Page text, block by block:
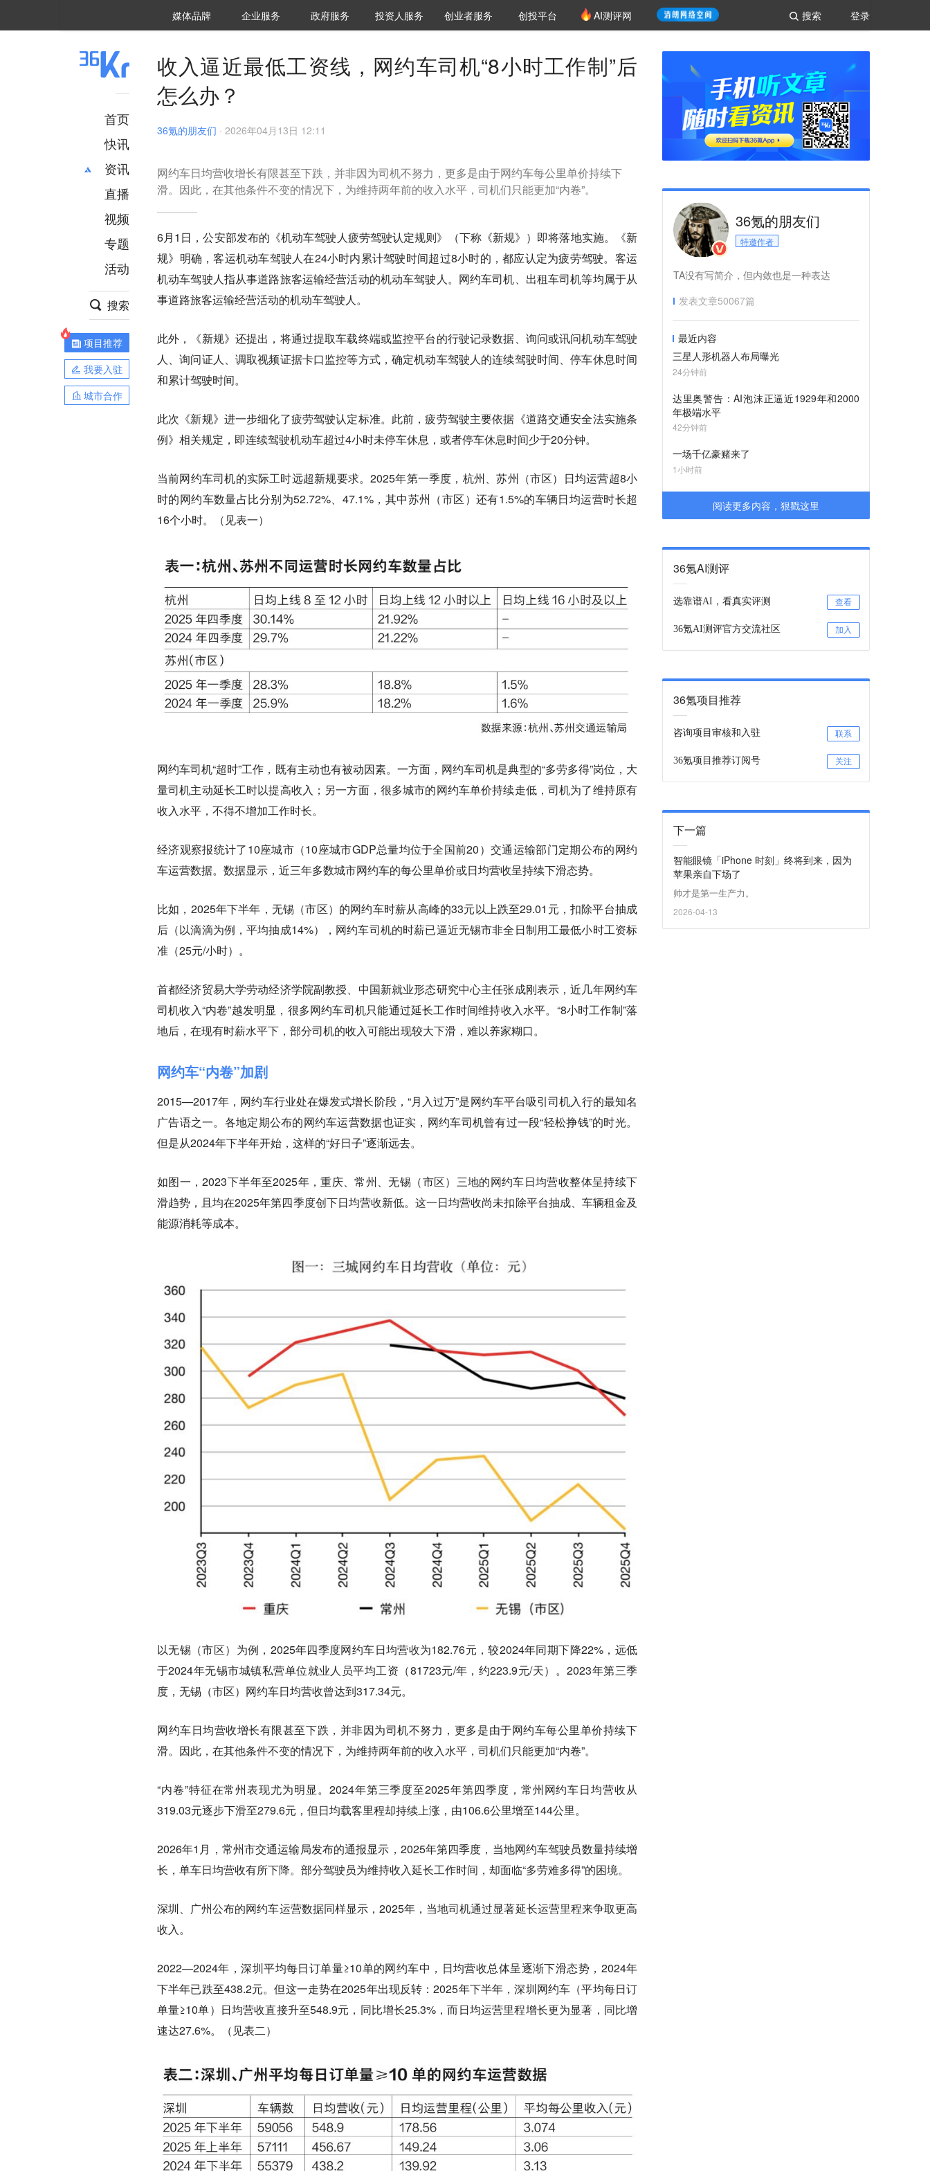
登录
搜索
媒体品牌 36Kr研究院
企业服务 城市之窗
政府服务 VClub投资机构库
投资机构职位推介
投资人服务 创投氪堂
创业者服务 创投平台 AI测评网
首页
快讯
资讯
推荐
财经
项目推荐
安徽
直播
视频
专题
活动
搜索
项目推荐
我要入驻
城市合作
收入逼近最低工资线，网约车司机“8小时工作制”后
怎么办？
36氪的朋友们 · 2026年04月13日 12:11
网约车日均营收增长有限甚至下跌，并非因为司机不努力，更多是由于网约车每公里单价持续下
滑。因此，在其他条件不变的情况下，为维持两年前的收入水平，司机们只能更加“内卷”。
6月1日，公安部发布的《机动车驾驶人疲劳驾驶认定规则》（下称《新规》）即将落地实施。《新
规》明确，客运机动车驾驶人在24小时内累计驾驶时间超过8小时的，都应认定为疲劳驾驶。客运
机动车驾驶人指从事道路旅客运输经营活动的机动车驾驶人。网约车司机、出租车司机等均属于从
事道路旅客运输经营活动的机动车驾驶人。
此外，《新规》还提出，将通过提取车载终端或监控平台的行驶记录数据、询问或讯问机动车驾驶
人、询问证人、调取视频证据卡口监控等方式，确定机动车驾驶人的连续驾驶时间、停车休息时间
和累计驾驶时间。
此次《新规》进一步细化了疲劳驾驶认定标准。此前，疲劳驾驶主要依据《道路交通安全法实施条
例》相关规定，即连续驾驶机动车超过4小时未停车休息，或者停车休息时间少于20分钟。
当前网约车司机的实际工时远超新规要求。2025年第一季度，杭州、苏州（市区）日均运营超8小
时的网约车数量占比分别为52.72%、47.1%，其中苏州（市区）还有1.5%的车辆日均运营时长超
16个小时。（见表一）
网约车司机“超时”工作，既有主动也有被动因素。一方面，网约车司机是典型的“多劳多得”岗位，大
量司机主动延长工时以提高收入；另一方面，很多城市的网约车单价持续走低，司机为了维持原有
收入水平，不得不增加工作时长。
经济观察报统计了10座城市（10座城市GDP总量均位于全国前20）交通运输部门定期公布的网约
车运营数据。数据显示，近三年多数城市网约车的每公里单价或日均营收呈持续下滑态势。
比如，2025年下半年，无锡（市区）的网约车时薪从高峰的33元以上跌至29.01元，扣除平台抽成
后（以滴滴为例，平均抽成14%），网约车司机的时薪已逼近无锡市非全日制用工最低小时工资标
准（25元/小时）。
首都经济贸易大学劳动经济学院副教授、中国新就业形态研究中心主任张成刚表示，近几年网约车
司机收入“内卷”越发明显，很多网约车司机只能通过延长工作时间维持收入水平。“8小时工作制”落
地后，在现有时薪水平下，部分司机的收入可能出现较大下滑，难以养家糊口。
网约车“内卷”加剧
2015—2017年，网约车行业处在爆发式增长阶段，“月入过万”是网约车平台吸引司机入行的最知名
广告语之一。各地定期公布的网约车运营数据也证实，网约车司机曾有过一段“轻松挣钱”的时光。
但是从2024年下半年开始，这样的“好日子”逐渐远去。
如图一，2023下半年至2025年，重庆、常州、无锡（市区）三地的网约车日均营收整体呈持续下
滑趋势，且均在2025年第四季度创下日均营收新低。这一日均营收尚未扣除平台抽成、车辆租金及
能源消耗等成本。
以无锡（市区）为例，2025年四季度网约车日均营收为182.76元，较2024年同期下降22%，远低
于2024年无锡市城镇私营单位就业人员平均工资（81723元/年，约223.9元/天）。2023年第三季
度，无锡（市区）网约车日均营收曾达到317.34元。
网约车日均营收增长有限甚至下跌，并非因为司机不努力，更多是由于网约车每公里单价持续下
滑。因此，在其他条件不变的情况下，为维持两年前的收入水平，司机们只能更加“内卷”。
“内卷”特征在常州表现尤为明显。2024年第三季度至2025年第四季度，常州网约车日均营收从
319.03元逐步下滑至279.6元，但日均载客里程却持续上涨，由106.6公里增至144公里。
2026年1月，常州市交通运输局发布的通报显示，2025年第四季度，当地网约车驾驶员数量持续增
长，单车日均营收有所下降。部分驾驶员为维持收入延长工作时间，却面临“多劳难多得”的困境。
深圳、广州公布的网约车运营数据同样显示，2025年，当地司机通过显著延长运营里程来争取更高
收入。
2022—2024年，深圳平均每日订单量≥10单的网约车中，日均营收总体呈逐渐下滑态势，2024年
下半年已跌至438.2元。但这一走势在2025年出现反转：2025年下半年，深圳网约车（平均每日订
单量≥10单）日均营收直接升至548.9元，同比增长25.3%，而日均运营里程增长更为显著，同比增
速达27.6%。（见表二）
36氪的朋友们
特邀作者
TA没有写简介，但内敛也是一种表达
发表文章50067篇
最近内容
三星人形机器人布局曝光
24分钟前
达里奥警告：AI泡沫正逼近1929年和2000
年极端水平
42分钟前
一场千亿豪赌来了
1小时前
阅读更多内容，狠戳这里
36氪AI测评
选靠谱AI，看真实评测 查看
36氪AI测评官方交流社区 加入
36氪项目推荐
咨询项目审核和入驻 联系
36氪项目推荐订阅号 关注
下一篇
智能眼镜「iPhone 时刻」终将到来，因为
苹果亲自下场了
帅才是第一生产力。
2026-04-13